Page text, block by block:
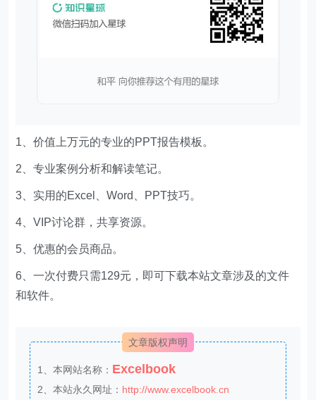
1、价值上万元的专业的PPT报告模板。
2、专业案例分析和解读笔记。
3、实用的Excel、Word、PPT技巧。
4、VIP讨论群，共享资源。
5、优惠的会员商品。
6、一次付费只需129元，即可下载本站文章涉及的文件
和软件。
文章版权声明
1、本网站名称： Excelbook
2、本站永久网址： http://www.excelbook.cn